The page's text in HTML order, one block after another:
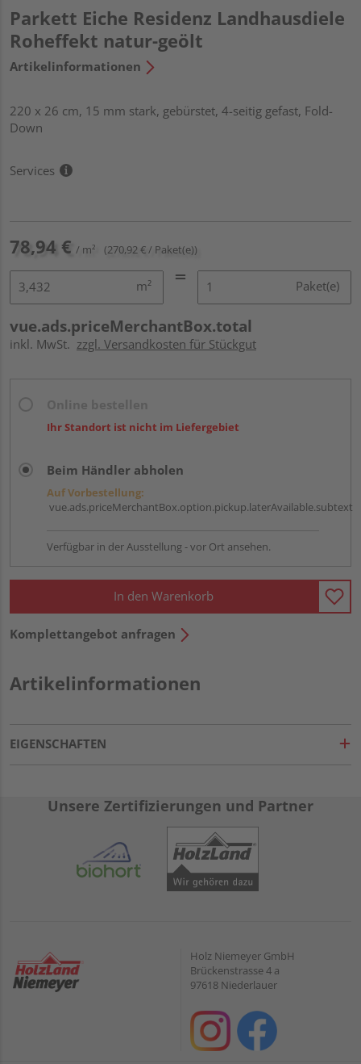
Parkett Eiche Residenz Landhausdiele
Roheffekt natur-geölt
Artikelinformationen
220 x 26 cm, 15 mm stark, gebürstet, 4-seitig gefast, Fold-
Down
Services
78,94 € / m² (270,92 € / Paket(e))
m² Paket(e)
vue.ads.priceMerchantBox.total
inkl. MwSt. zzgl. Versandkosten für Stückgut
Ihr Standort ist nicht im Liefergebiet
Beim Händler abholen
Auf Vorbestellung:
vue.ads.priceMerchantBox.option.pickup.laterAvailable.subtext
Verfügbar in der Ausstellung - vor Ort ansehen.
In den Warenkorb
Komplettangebot anfragen
Artikelinformationen
EIGENSCHAFTEN
Unsere Zertifizierungen und Partner
Holz Niemeyer GmbH
Brückenstrasse 4 a
97618 Niederlauer